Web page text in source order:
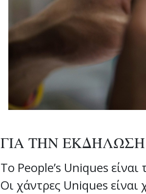
ΓΙΑ ΤΗΝ ΕΚΔΉΛΩΣΗ
Το People’s Uniques
Οι χάντρες Uniques